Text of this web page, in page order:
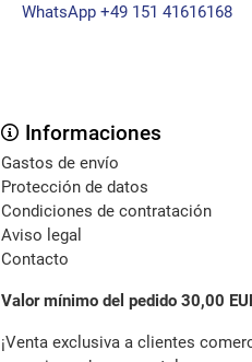
WhatsApp +49 151 41616168
Informaciones
Gastos de envío
Protección de datos
Condiciones de contratación
Aviso legal
Contacto
Valor mínimo del pedido 30,00
¡Venta exclusiva a clientes